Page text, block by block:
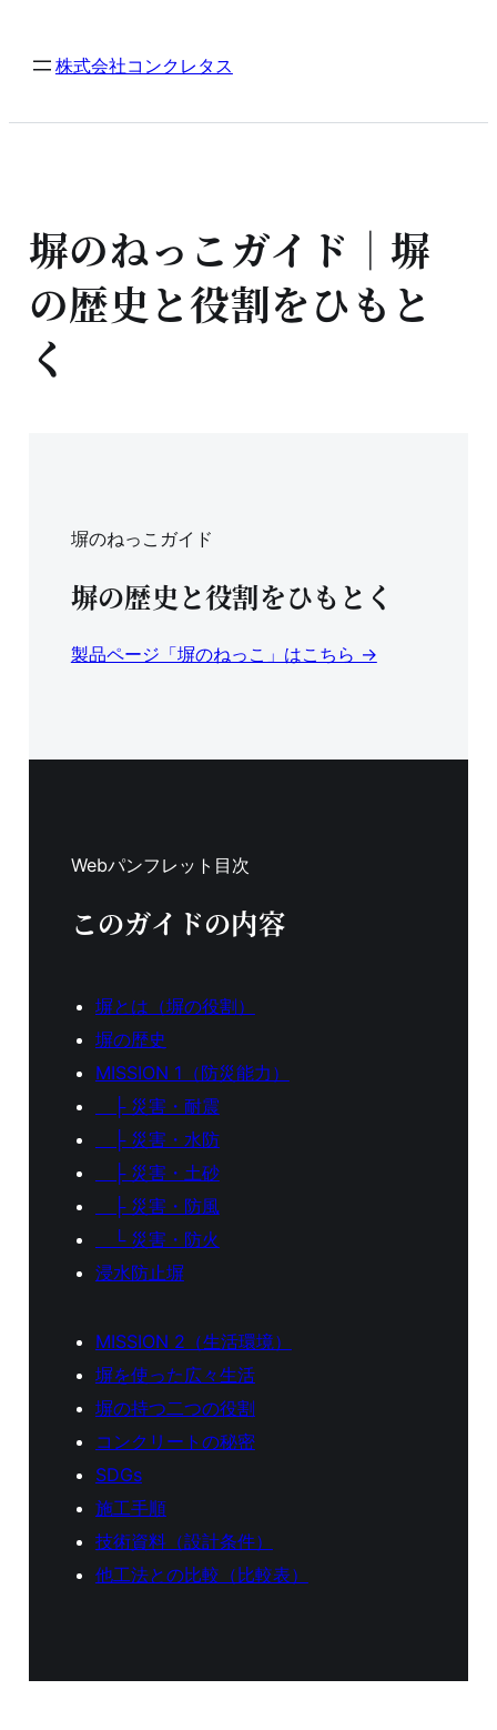
容
プ
株式会社コンクレタス
塀のねっこガイド｜塀
の歴史と役割をひもと
く
塀のねっこガイド
塀の歴史と役割をひもとく
製品ページ「塀のねっこ」はこちら →
Webパンフレット目次
このガイドの内容
塀とは（塀の役割）
塀の歴史
MISSION 1（防災能力）
├ 災害・耐震
├ 災害・水防
├ 災害・土砂
├ 災害・防風
└ 災害・防火
浸水防止塀
MISSION 2（生活環境）
塀を使った広々生活
塀の持つ二つの役割
コンクリートの秘密
SDGs
施工手順
技術資料（設計条件）
他工法との比較（比較表）